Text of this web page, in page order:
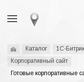
Каталог 1С-
Корпоративный сайт
Готовые корпоративные